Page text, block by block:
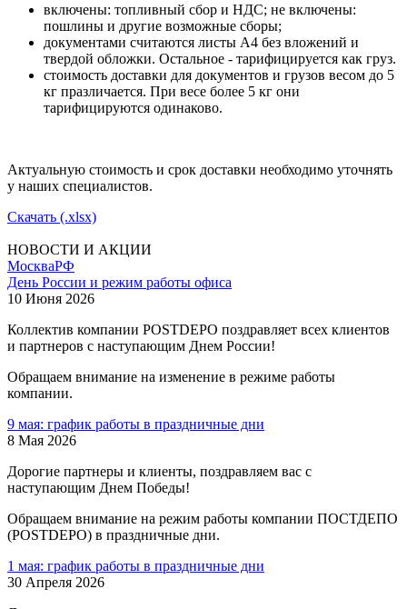
включены: топливный сбор и НДС; не включены:
пошлины и другие возможные сборы;
документами считаются листы А4 без вложений и
твердой обложки. Остальное - тарифицируется как груз.
стоимость доставки для документов и грузов весом до 5
кг празличается. При весе более 5 кг они
тарифицируются одинаково.
Актуальную стоимость и срок доставки необходимо уточнять
у наших специалистов.
Скачать (.xlsx)
НОВОСТИ И АКЦИИ
МоскваРФ
День России и режим работы офиса
10 Июня 2026
Коллектив компании POSTDEPO поздравляет всех клиентов
и партнеров с наступающим Днем России!
Обращаем внимание на изменение в режиме работы
компании.
9 мая: график работы в праздничные дни
8 Мая 2026
Дорогие партнеры и клиенты, поздравляем вас с
наступающим Днем Победы!
Обращаем внимание на режим работы компании ПОСТДЕПО
(POSTDEPO) в праздничные дни.
1 мая: график работы в праздничные дни
30 Апреля 2026